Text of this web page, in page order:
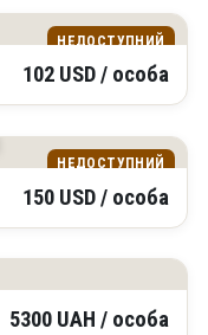
НЕДОСТУПНИЙ
102 USD / особа
НЕДОСТУПНИЙ
150 USD / особа
5300 UAH / особа